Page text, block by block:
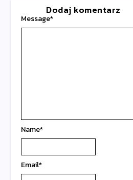
Dodaj komentarz
Message*
Name*
Email*